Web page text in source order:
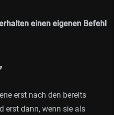
einen eigenen Befehl
erst nach den bereits
erst dann, wenn sie als